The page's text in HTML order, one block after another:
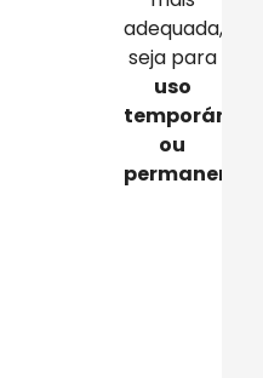
adequada,
seja para
uso
temporário
ou
permanente